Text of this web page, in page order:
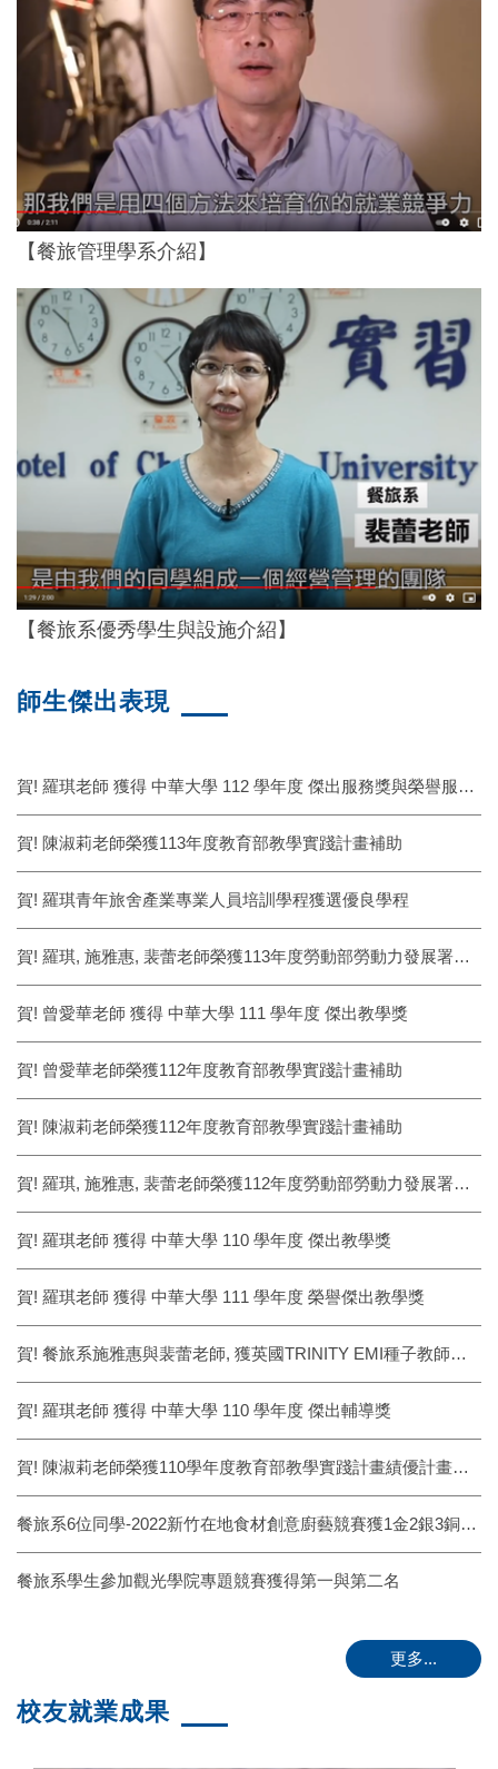
【餐旅管理學系介紹】
【餐旅系優秀學生與設施介紹】
師生傑出表現
賀! 羅琪老師 獲得 中華大學 112 學年度 傑出服務獎與榮譽服務獎
賀! 陳淑莉老師榮獲113年度教育部教學實踐計畫補助
賀! 羅琪青年旅舍產業專業人員培訓學程獲選優良學程
賀! 羅琪, 施雅惠, 裴蕾老師榮獲113年度勞動部勞動力發展署就業學程計畫補助
賀! 曾愛華老師 獲得 中華大學 111 學年度 傑出教學獎
賀! 曾愛華老師榮獲112年度教育部教學實踐計畫補助
賀! 陳淑莉老師榮獲112年度教育部教學實踐計畫補助
賀! 羅琪, 施雅惠, 裴蕾老師榮獲112年度勞動部勞動力發展署就業學程計畫補助
賀! 羅琪老師 獲得 中華大學 110 學年度 傑出教學獎
賀! 羅琪老師 獲得 中華大學 111 學年度 榮譽傑出教學獎
賀! 餐旅系施雅惠與裴蕾老師, 獲英國TRINITY EMI種子教師國際認證
賀! 羅琪老師 獲得 中華大學 110 學年度 傑出輔導獎
賀! 陳淑莉老師榮獲110學年度教育部教學實踐計畫績優計畫表揚
餐旅系6位同學-2022新竹在地食材創意廚藝競賽獲1金2銀3銅佳績
餐旅系學生參加觀光學院專題競賽獲得第一與第二名
更多...
校友就業成果